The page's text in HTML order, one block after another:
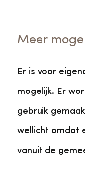
Meer
Er is voor
mogelijk. Er
gebruik
wellicht omdat
vanuit de